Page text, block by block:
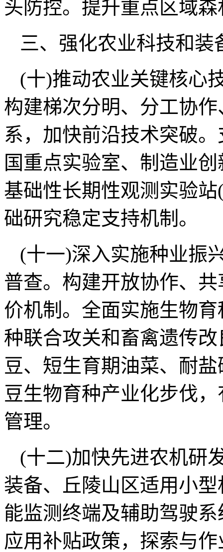
头防控。提升重点区域
三、强化农业科技和装
(十)推动农业关键核心
构建梯次分明、分工协
系，加快前沿技术突破
国重点实验室、制造业
基础性长期性观测实验
础研究稳定支持机制。
(十一)深入实施种业振
普查。构建开放协作、
价机制。全面实施生物
种联合攻关和畜禽遗传
豆、短生育期油菜、耐
豆生物育种产业化步伐
管理。
(十二)加快先进农机研
装备、丘陵山区适用小
能监测终端及辅助驾驶
应用补贴政策，探索与